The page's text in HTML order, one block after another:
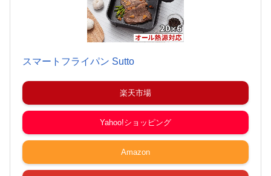
スマートフライパン Sutto
楽天市場
Yahoo!ショッピング
Amazon